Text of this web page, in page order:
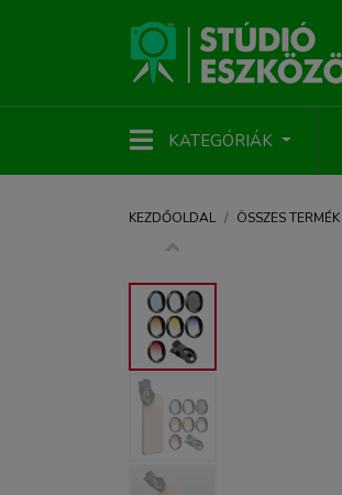
KATEGÓRIÁK
KEZDŐOLDAL ÖSSZES TERMÉK